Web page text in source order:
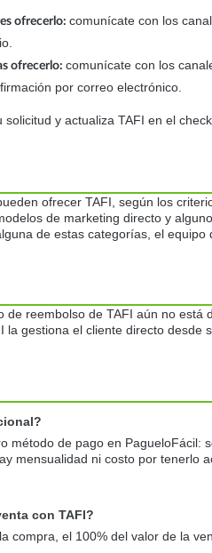
ofrecerlo: comunícate con los
ofrecerlo: comunícate con los
por correo electrónico.
y actualiza TAFI en el
ofrecer TAFI, según los
de marketing directo y
de estas categorías, el equipo
de reembolso de TAFI aún no está
la gestiona el cliente directo desde
método de pago en PagueloFácil:
mensualidad ni costo por tenerlo
con TAFI?
compra, el 100% del valor de la